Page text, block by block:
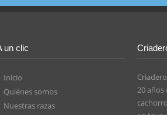
un clic
Inicio
Quiénes somos
Nuestras razas
20 años